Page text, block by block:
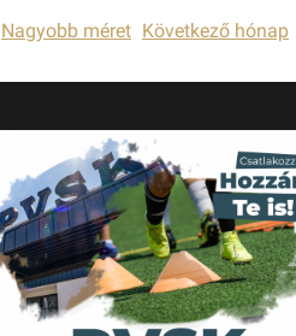
Nagyobb méret Következő hónap